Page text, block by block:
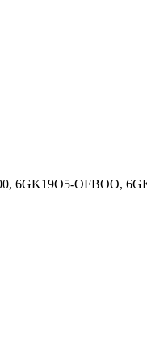
6GK19O5-OFBOO,